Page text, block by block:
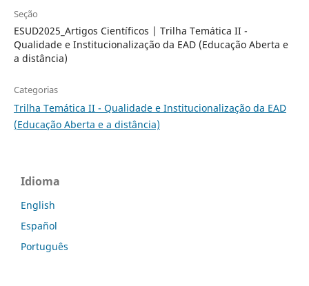
Seção
ESUD2025_Artigos Científicos | Trilha Temática II -
Qualidade e Institucionalização da EAD (Educação Aberta e
a distância)
Categorias
Trilha Temática II - Qualidade e Institucionalização da EAD
(Educação Aberta e a distância)
Idioma
English
Español
Português